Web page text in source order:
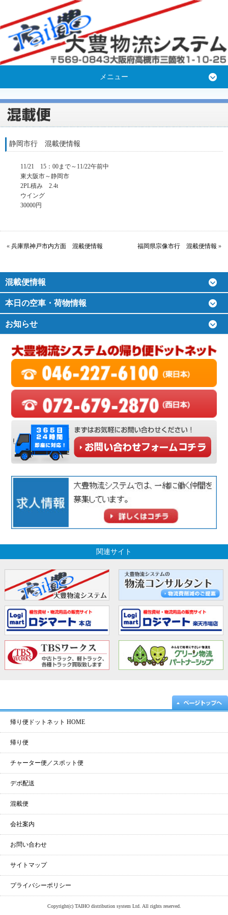
メニュー
静岡市行 混載便情報
11/21 15：00まで～11/22午前中
東大阪市～静岡市
2PL積み 2.4t
ウイング
30000円
« 兵庫県神戸市内方面 混載便情報 福岡県宗像市行 混載便情報 »
混載便情報
本日の空車・荷物情報
お知らせ
関連サイト
帰り便ドットネット HOME
帰り便
チャーター便／スポット便
デポ配送
混載便
会社案内
お問い合わせ
サイトマップ
プライバシーポリシー
Copyright(c) TAIHO distribution system Ltd. All rights reserved.